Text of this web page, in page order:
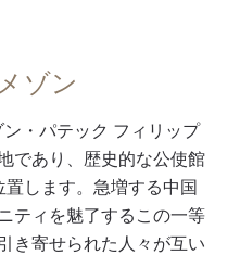
ゾン
・パテック フィリップ
であり、歴史的な公使館
します。急増する中国
ティを魅了するこの一等
き寄せられた人々が互い